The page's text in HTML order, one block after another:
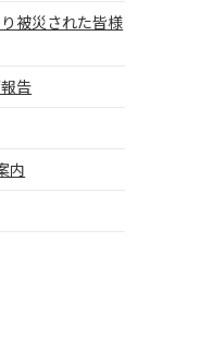
被災された皆様
告
内